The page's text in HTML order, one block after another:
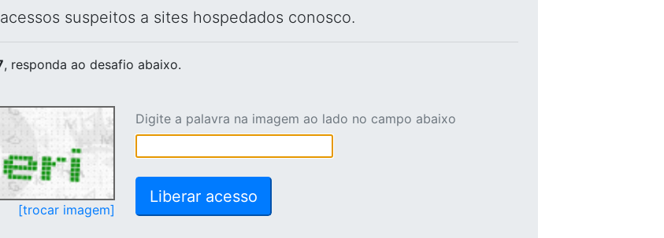
suspeitos a sites hospedados conosco.
, responda ao desafio abaixo.
[trocar imagem]
Digite a palavra na imagem ao lado no campo abaixo